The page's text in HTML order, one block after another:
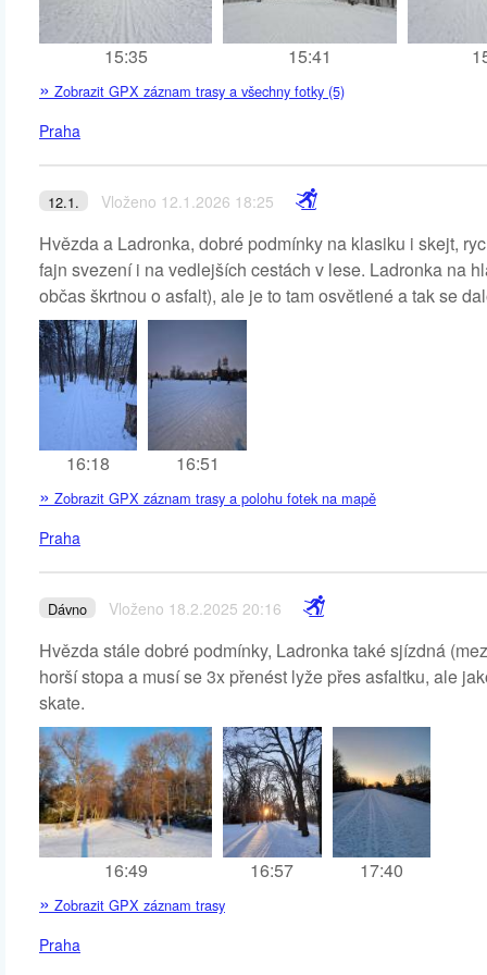
15:35 15:41
» Zobrazit GPX záznam trasy a všechny fotky (5)
Praha
12.1. Vloženo 12.1.2026 18:25
Hvězda a Ladronka, dobré podmínky na klasiku i skejt,
fajn svezení i na vedlejších cestách v lese. Ladronka na
občas škrtnou o asfalt), ale je to tam osvětlené a tak se
16:18 16:51
» Zobrazit GPX záznam trasy a polohu fotek na mapě
Praha
Dávno Vloženo 18.2.2025 20:16
Hvězda stále dobré podmínky, Ladronka také sjízdná
horší stopa a musí se 3x přenést lyže přes asfaltku, ale
skate.
16:49 16:57 17:40
» Zobrazit GPX záznam trasy
Praha